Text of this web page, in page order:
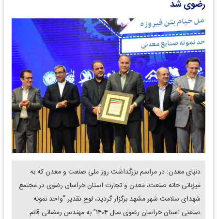
رضوی شد
دنیای معدن: در مراسم بزرگداشت روز ملی صنعت و معدن که به
میزبانی خانه صنعت، معدن و تجارت استان خراسان رضوی در مجتمع
شهدای سلامت شهر مشهد برگزار گردید، لوح تقدیر “واحد نمونه
صنعتی استان خراسان رضوی سال ۱۴۰۴” به مهندس رمضانی قائم